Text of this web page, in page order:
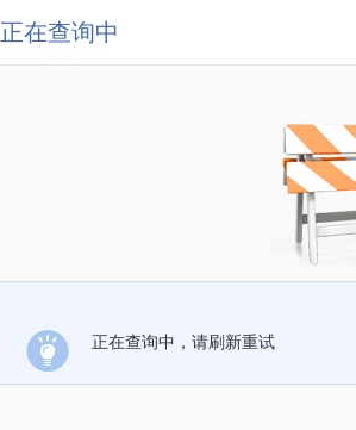
正在查询中
正在查询中，请刷新重试